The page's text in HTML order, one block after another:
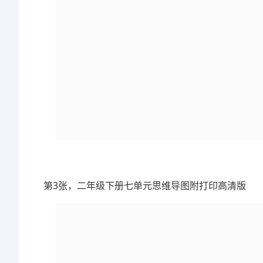
第3张，二年级下册七单元思维导图附打印高清版